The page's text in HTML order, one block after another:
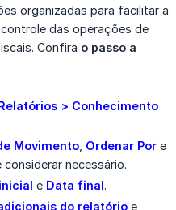
organizadas para facilitar a
das operações de
Confira o passo a
> Conhecimento
Movimento Ordenar Por e
necessário.
e Data final.
do relatório e